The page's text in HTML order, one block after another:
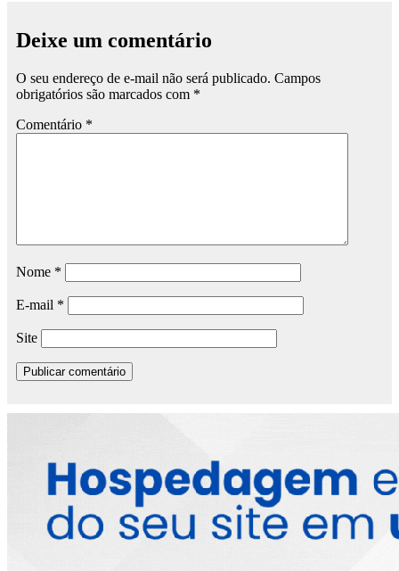
Deixe um comentário
O seu endereço de e-mail não será publicado. Campos
obrigatórios são marcados com *
Comentário *
Nome *
E-mail *
Site